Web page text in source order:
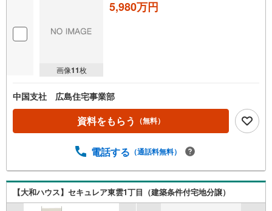
画像11枚
5,980万円
中国支社 広島住宅事業部
資料をもらう （無料）
電話する （通話料無料）
【大和ハウス】セキュレア東雲1丁目（建築条件付宅地分譲）